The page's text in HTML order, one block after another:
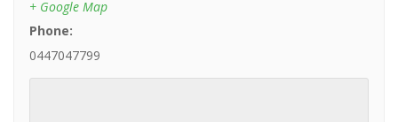
+ Google Map
Phone:
0447047799